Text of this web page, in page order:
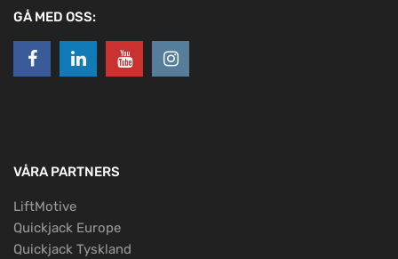
GÅ MED OSS:
VÅRA PARTNERS
LiftMotive
Quickjack Europe
Quickjack Tyskland